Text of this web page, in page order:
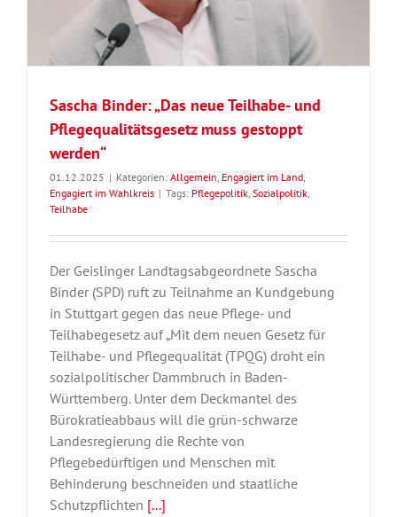
Sascha Binder: „Das neue Teilhabe- und
Pflegequalitätsgesetz muss gestoppt
werden“
01.12.2025 | Kategorien: Allgemein Engagiert im Land
Engagiert im Wahlkreis | Tags: Pflegepolitik Sozialpolitik
Teilhabe
Der Geislinger Landtagsabgeordnete Sascha
Binder (SPD) ruft zu Teilnahme an Kundgebung
in Stuttgart gegen das neue Pflege- und
Teilhabegesetz auf „Mit dem neuen Gesetz für
Teilhabe- und Pflegequalität (TPQG) droht ein
sozialpolitischer Dammbruch in Baden-
Württemberg. Unter dem Deckmantel des
Bürokratieabbaus will die grün-schwarze
Landesregierung die Rechte von
Pflegebedürftigen und Menschen mit
Behinderung beschneiden und staatliche
Schutzpflichten [...]